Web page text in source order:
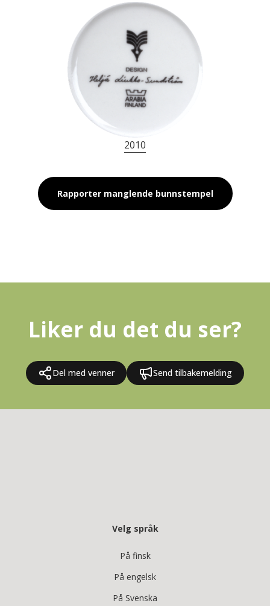
2010
Rapporter manglende bunnstempel
Liker du det du ser?
Del med venner Send tilbakemelding
Velg språk
På finsk
På engelsk
På Svenska